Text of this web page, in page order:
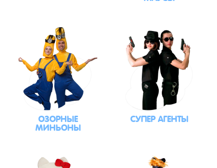
ОЗОРНЫЕ
МИНЬОНЫ СУПЕР АГЕНТЫ